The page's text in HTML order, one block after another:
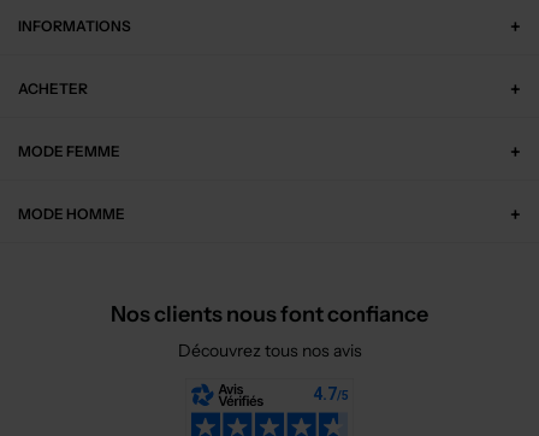
INFORMATIONS
ACHETER
MODE FEMME
MODE HOMME
Nos clients nous font confiance
Découvrez tous nos avis